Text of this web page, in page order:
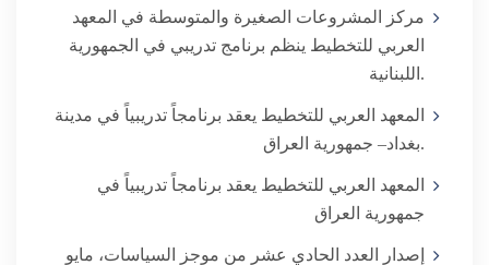
مركز المشروعات الصغيرة والمتوسطة في المعهد
العربي للتخطيط ينظم برنامج تدريبي في الجمهورية
اللبنانية.
المعهد العربي للتخطيط يعقد برنامجاً تدريبياً في مدينة
بغداد– جمهورية العراق.
المعهد العربي للتخطيط يعقد برنامجاً تدريبياً في
جمهورية العراق
إصدار العدد الحادي عشر من موجز السياسات، مايو